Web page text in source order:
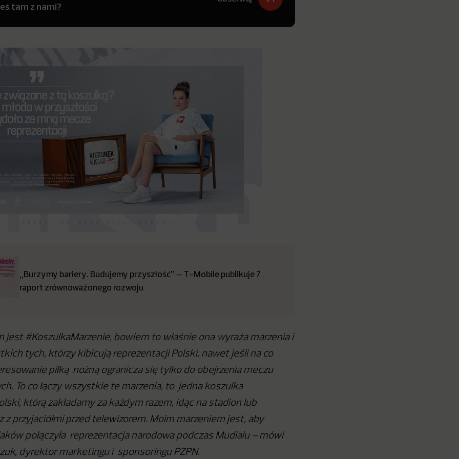
tam z nami?
„Burzymy bariery. Budujemy przyszłość” – T-Mobile publikuje 7
raport zrównoważonego rozwoju
jest #KoszulkaMarzenie, bowiem to właśnie ona wyraża marzenia i
tych, którzy kibicują reprezentacji Polski, nawet jeśli na co
piłką nożną ogranicza się tylko do obejrzenia meczu
To co łączy wszystkie te marzenia, to jedna koszulka
którą zakładamy za każdym razem, idąc na stadion lub
z przyjaciółmi przed telewizorem. Moim marzeniem jest, aby
połączyła reprezentacja narodowa podczas Mudialu – mówi
dyrektor marketingu i sponsoringu PZPN.